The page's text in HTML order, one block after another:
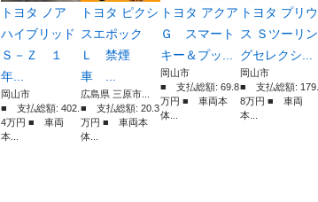
トヨタ ノア
ハイブリッド
Ｓ－Ｚ １
年...
岡山市
■ 支払総額: 402.
4万円 ■ 車両
本...
トヨタ ピクシ
スエポック
Ｌ 禁煙
車 ...
広島県 三原市...
■ 支払総額: 20.3
万円 ■ 車両本
体...
トヨタ アクア
Ｇ スマート
キー＆プッ...
岡山市
■ 支払総額: 69.8
万円 ■ 車両本
体...
トヨタ プリウ
ス Ｓツーリン
グセレクシ...
岡山市
■ 支払総額: 179.
8万円 ■ 車両
本...